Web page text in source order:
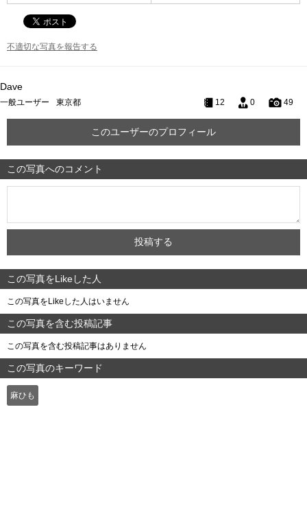
不適切な写真を報告する
Dave
一般ユーザー 東京都 12 0 49
このユーザーのプロフィール
この写真へのコメント
この写真をLikeした人
この写真をLikeした人はいません
この写真を含む投稿記事
この写真を含む投稿記事はありません
この写真のキーワード
麻ひも